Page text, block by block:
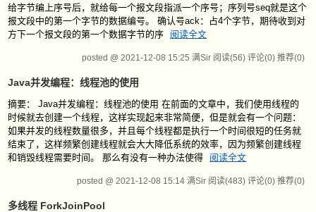
给字节编上序号后，就给每一个报文段指派一个序号；序列号seq就是这个
报文段中的第一个字节的数据编号。 确认号ack：占4个字节，期待收到对
方下一个报文段的第一个数据字节的序
阅读全文
posted @ 2021-12-08 15:25 满Sir 阅读(56) 评论(0) 推荐(0)
Java并发编程：线程池的使用
摘要： Java并发编程：线程池的使用 在前面的文章中，我们使用线程的
时候就去创建一个线程，这样实现起来非常简便，但是就会有一个问题：
如果并发的线程数量很多，并且每个线程都是执行一个时间很短的任务就
结束了，这样频繁创建线程就会大大降低系统的效率，因为频繁创建线程
和销毁线程需要时间。 那么有没有一种办法使得
阅读全文
posted @ 2021-12-08 15:14 满Sir 阅读(483) 评论(0) 推荐(0)
多线程 ForkJoinPool